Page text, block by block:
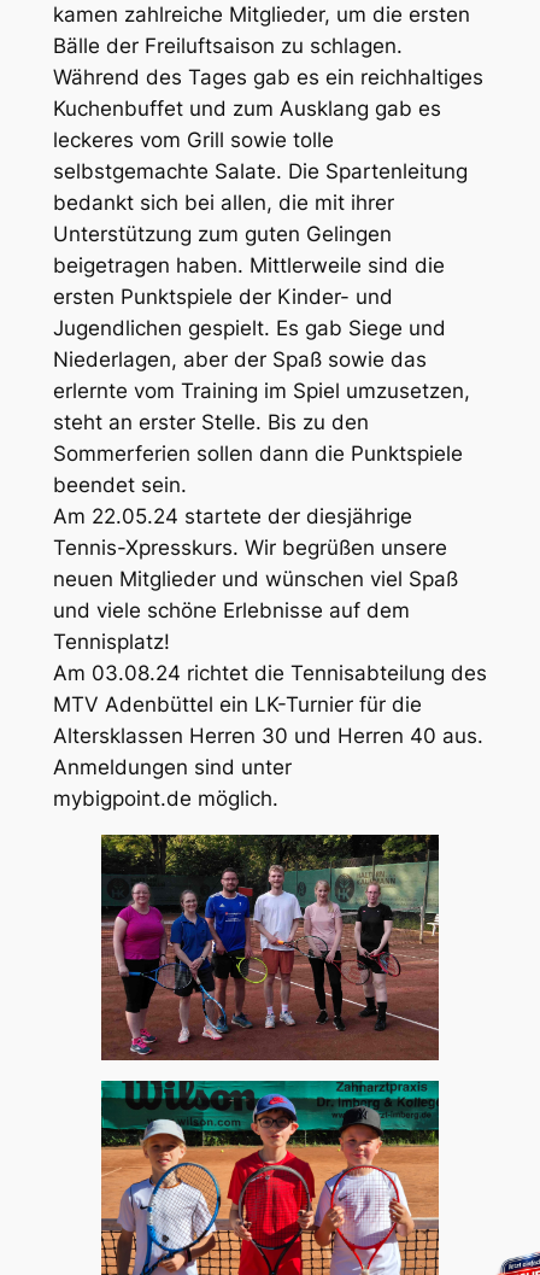
kamen zahlreiche Mitglieder, um die ersten
Bälle der Freiluftsaison zu schlagen.
Während des Tages gab es ein reichhaltiges
Kuchenbuffet und zum Ausklang gab es
leckeres vom Grill sowie tolle
selbstgemachte Salate. Die Spartenleitung
bedankt sich bei allen, die mit ihrer
Unterstützung zum guten Gelingen
beigetragen haben. Mittlerweile sind die
ersten Punktspiele der Kinder- und
Jugendlichen gespielt. Es gab Siege und
Niederlagen, aber der Spaß sowie das
erlernte vom Training im Spiel umzusetzen,
steht an erster Stelle. Bis zu den
Sommerferien sollen dann die Punktspiele
beendet sein.
Am 22.05.24 startete der diesjährige
Tennis-Xpresskurs. Wir begrüßen unsere
neuen Mitglieder und wünschen viel Spaß
und viele schöne Erlebnisse auf dem
Tennisplatz!
Am 03.08.24 richtet die Tennisabteilung des
MTV Adenbüttel ein LK-Turnier für die
Altersklassen Herren 30 und Herren 40 aus.
Anmeldungen sind unter
mybigpoint.de möglich.